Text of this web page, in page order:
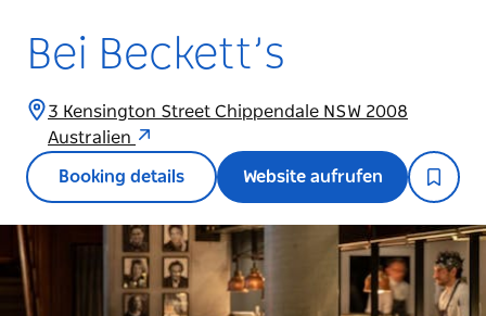
Bei Beckett’s
3 Kensington Street Chippendale NSW 2008
Australien
Booking details Website aufrufen